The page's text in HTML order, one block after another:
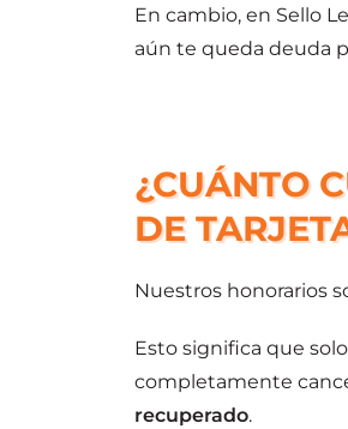
En cambio, en Sello
aún te queda deuda
¿CUÁNTO
DE
Nuestros honorarios
Esto significa que
completamente
recuperado.